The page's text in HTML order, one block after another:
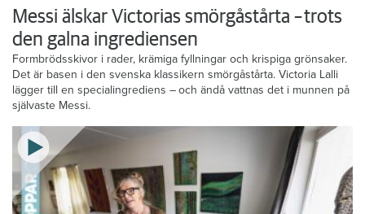
Messi älskar Victorias smörgåstårta – trots
den galna ingrediensen
Formbrödsskivor i rader, krämiga fyllningar och krispiga grönsaker.
Det är basen i den svenska klassikern smörgåstårta. Victoria Lalli
lägger till en specialingrediens – och ändå vattnas det i munnen på
självaste Messi.